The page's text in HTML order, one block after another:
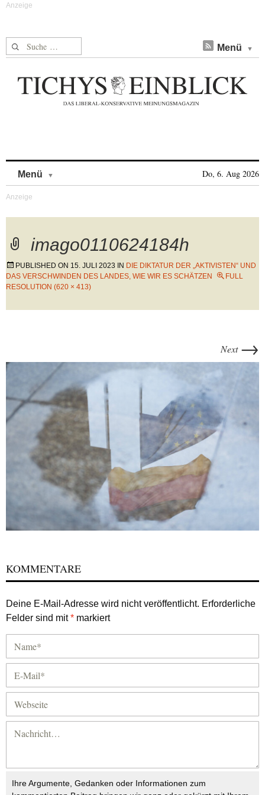
Suche nach: Menü
Menü Do, 6. Aug 2026
imago0110624184h
PUBLISHED ON 15. JULI 2023 IN DIE DIKTATUR DER „AKTIVISTEN“ UND
DAS VERSCHWINDEN DES LANDES, WIE WIR ES SCHÄTZEN
FULL
RESOLUTION (620 × 413)
Next →
KOMMENTARE
Deine E-Mail-Adresse wird nicht veröffentlicht. Erforderliche
Felder sind mit* markiert
Ihre Argumente, Gedanken oder Informationen zum